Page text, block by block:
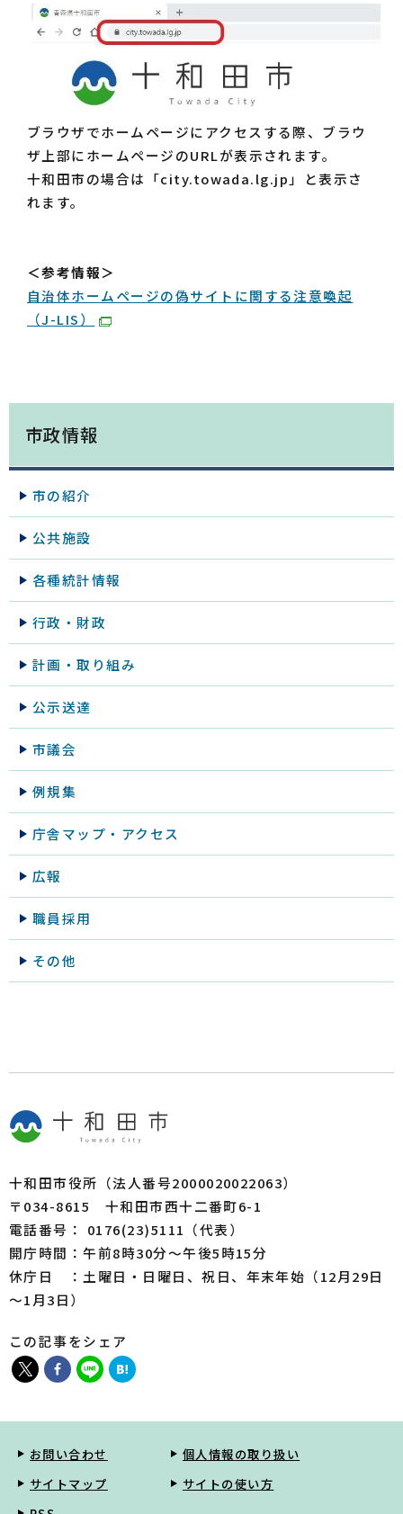
ブラウザでホームページにアクセスする際、ブラウ
ザ上部にホームページのURLが表示されます。
十和田市の場合は「city.towada.lg.jp」と表示さ
れます。
＜参考情報＞
自治体ホームページの偽サイトに関する注意喚起
（J-LIS）
市政情報
市の紹介
公共施設
各種統計情報
行政・財政
計画・取り組み
公示送達
市議会
例規集
庁舎マップ・アクセス
広報
職員採用
その他
十和田市役所（法人番号2000020022063）
〒034-8615 十和田市西十二番町6-1
電話番号： 0176(23)5111（代表）
開庁時間：午前8時30分～午後5時15分
休庁日 ：土曜日・日曜日、祝日、年末年始（12月29日
～1月3日）
この記事をシェア
お問い合わせ
個人情報の取り扱い
サイトマップ
サイトの使い方